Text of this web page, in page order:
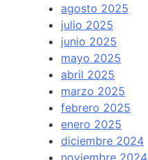
agosto 2025
julio 2025
junio 2025
mayo 2025
abril 2025
marzo 2025
febrero 2025
enero 2025
diciembre 2024